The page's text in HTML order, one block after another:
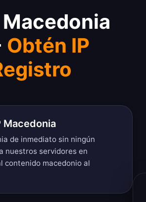
Obtén IP
Macedonia
de inmediato sin ningún
nuestros servidores en
contenido macedonio al